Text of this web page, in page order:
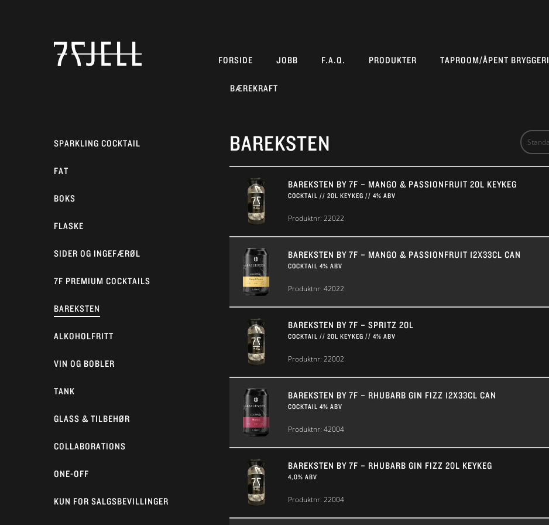
FORSIDE JOBB F.A.Q. PRODUKTER TAPROOM/ÅPENT BRYGGERI
BÆREKRAFT
BAREKSTEN
BAREKSTEN BY 7F – MANGO & PASSIONFRUIT 20L KEYKEG
COCKTAIL // 20L KEYKEG // 4% ABV
Produktnr: 22022
BAREKSTEN BY 7F – MANGO & PASSIONFRUIT 12X33CL CAN
COCKTAIL 4% ABV
Produktnr: 42022
BAREKSTEN BY 7F – SPRITZ 20L
COCKTAIL // 20L KEYKEG // 4% ABV
Produktnr: 22002
BAREKSTEN BY 7F – RHUBARB GIN FIZZ 12X33CL CAN
COCKTAIL 4% ABV
Produktnr: 42004
BAREKSTEN BY 7F – RHUBARB GIN FIZZ 20L KEYKEG
4,0% ABV
Produktnr: 22004
SPARKLING COCKTAIL
FAT
BOKS
FLASKE
SIDER OG INGEFÆRØL
7F PREMIUM COCKTAILS
BAREKSTEN
ALKOHOLFRITT
VIN OG BOBLER
TANK
GLASS & TILBEHØR
COLLABORATIONS
ONE-OFF
KUN FOR SALGSBEVILLINGER